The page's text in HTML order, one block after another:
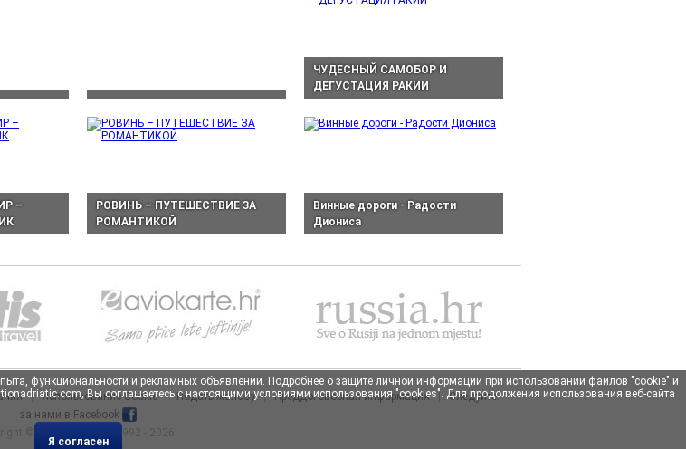
ЧУДЕСНЫЙ САМОБОР И
ДЕГУСТАЦИЯ РАКИИ
–
РОВИНЬ – ПУТЕШЕСТВИЕ ЗА
РОМАНТИКОЙ
Винные дороги - Радости
Диониса
функциональности и рекламных объявлений. Подробнее о защите личной информации при использовании файлов "cookie" и
Вы соглашаетесь с настоящими условиями использования "cookies". Для продолжения использования веб-сайта
Я согласен
|Использование Cookie| Подать жалобу|Преддоговорная информация|Следуйте
за нами в Facebook